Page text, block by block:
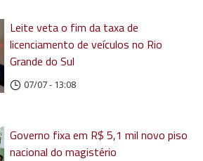
Leite veta o fim da taxa de
licenciamento de veículos no Rio
Grande do Sul
07/07 - 13:08
Governo fixa em R$ 5,1 mil novo piso
nacional do magistério